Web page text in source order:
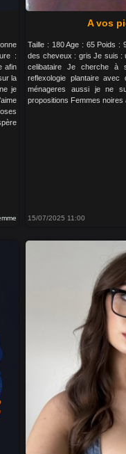
:
afin
la
je
A vos
Taille : 180 Age : 65 Poids :
des cheveux : gris Je suis :
celibataire Je cherche à
reflexologie plantaire
ménageres aussi je ne
propositions Femmes noires
15/07/2025 11:00